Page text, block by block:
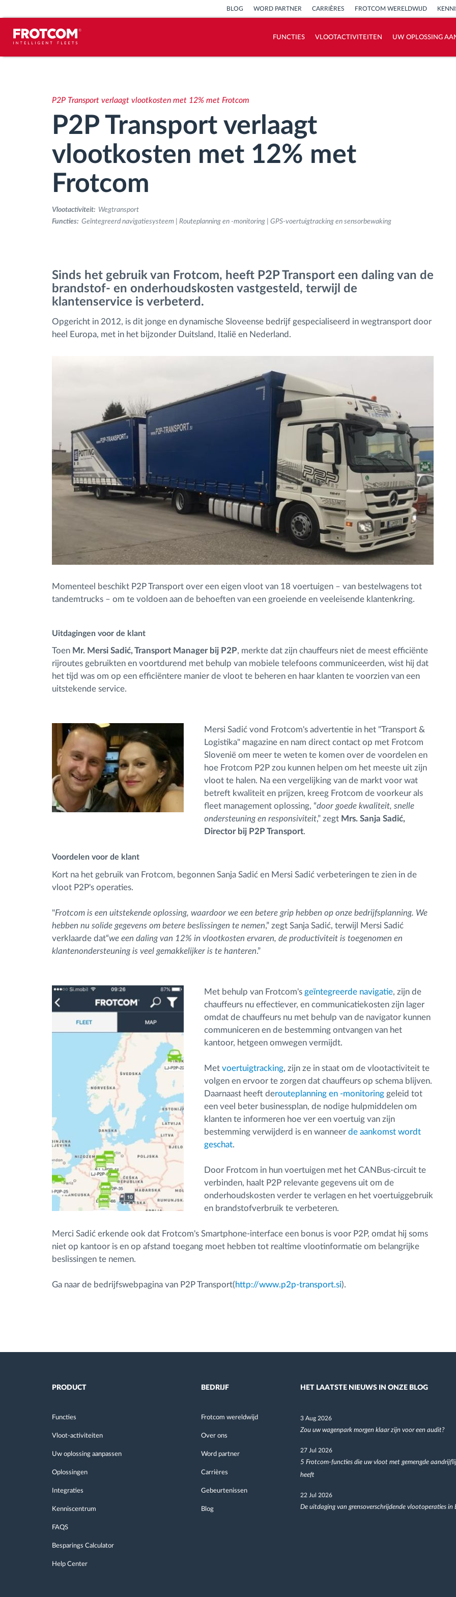
BLOG WORD PARTNER CARRIÈRES FROTCOM WERELDWIJD
FUNCTIES VLOOTACTIVITEITEN UW OPLOSSING
Rijgedrag analyse
Controle van rijtijden
Personeelsbeheer
Downloaden van tachograaf op
Toegangsbeheer
Routeplanning en -monitoring
bestuurdersidentificatie
P2P Transport verlaagt vlootkosten met 12% met Frotcom
P2P Transport verlaagt
vlootkosten met 12% met
Frotcom
Vlootactiviteit: Wegtransport
Functies: Geïntegreerd navigatiesysteem | Routeplanning en -monitoring | GPS-voertuigtracking en sensorbewaking
Sinds het gebruik van Frotcom, heeft P2P Transport een daling van de
brandstof- en onderhoudskosten vastgesteld, terwijl de
klantenservice is verbeterd.
Opgericht in 2012, is dit jonge en dynamische Sloveense bedrijf gespecialiseerd in wegtransport door
heel Europa, met in het bijzonder Duitsland, Italië en Nederland.
Momenteel beschikt P2P Transport over een eigen vloot van 18 voertuigen – van bestelwagens tot
tandemtrucks – om te voldoen aan de behoeften van een groeiende en veeleisende klantenkring.
Uitdagingen voor de klant
Toen Mr. Mersi Sadić, Transport Manager bij P2P, merkte dat zijn chauffeurs niet de meest efficiënte
rijroutes gebruikten en voortdurend met behulp van mobiele telefoons communiceerden, wist hij dat
het tijd was om op een efficiëntere manier de vloot te beheren en haar klanten te voorzien van een
uitstekende service.
Mersi Sadić vond Frotcom's advertentie in het "Transport &
Logistika" magazine en nam direct contact op met Frotcom
Slovenië om meer te weten te komen over de voordelen en
hoe Frotcom P2P zou kunnen helpen om het meeste uit zijn
vloot te halen. Na een vergelijking van de markt voor wat
betreft kwaliteit en prijzen, kreeg Frotcom de voorkeur als
fleet management oplossing, “door goede kwaliteit, snelle
ondersteuning en responsiviteit,” zegt Mrs. Sanja Sadić,
Director bij P2P Transport.
Voordelen voor de klant
Kort na het gebruik van Frotcom, begonnen Sanja Sadić en Mersi Sadić verbeteringen te zien in de
vloot P2P's operaties.
"Frotcom is een uitstekende oplossing, waardoor we een betere grip hebben op onze bedrijfsplanning. We
hebben nu solide gegevens om betere beslissingen te nemen,” zegt Sanja Sadić, terwijl Mersi Sadić
verklaarde dat“we een daling van 12% in vlootkosten ervaren, de productiviteit is toegenomen en
klantenondersteuning is veel gemakkelijker is te hanteren.”
Met behulp van Frotcom's geïntegreerde navigatie, zijn de
chauffeurs nu effectiever, en communicatiekosten zijn lager
omdat de chauffeurs nu met behulp van de navigator kunnen
communiceren en de bestemming ontvangen van het
kantoor, hetgeen omwegen vermijdt.
Met voertuigtracking, zijn ze in staat om de vlootactiviteit te
volgen en ervoor te zorgen dat chauffeurs op schema blijven.
Daarnaast heeft derouteplanning en -monitoring geleid tot
een veel beter businessplan, de nodige hulpmiddelen om
klanten te informeren hoe ver een voertuig van zijn
bestemming verwijderd is en wanneer de aankomst wordt
geschat.
Door Frotcom in hun voertuigen met het CANBus-circuit te
verbinden, haalt P2P relevante gegevens uit om de
onderhoudskosten verder te verlagen en het voertuiggebruik
en brandstofverbruik te verbeteren.
Merci Sadić erkende ook dat Frotcom's Smartphone-interface een bonus is voor P2P, omdat hij soms
niet op kantoor is en op afstand toegang moet hebben tot realtime vlootinformatie om belangrijke
beslissingen te nemen.
Ga naar de bedrijfswebpagina van P2P Transport(http://www.p2p-transport.si).
PRODUCT
Functies
Vloot-activiteiten
Uw oplossing aanpassen
Oplossingen
Integraties
Kenniscentrum
FAQS
Besparings Calculator
Help Center
BEDRIJF
Frotcom wereldwijd
Over ons
Word partner
Carrières
Gebeurtenissen
Blog
HET LAATSTE NIEUWS IN ONZE BLOG
3 Aug 2026
Zou uw wagenpark morgen klaar zijn voor een audit?
27 Jul 2026
5 Frotcom-functies die uw vloot met gemengde
heeft
22 Jul 2026
De uitdaging van grensoverschrijdende vlootoperaties in